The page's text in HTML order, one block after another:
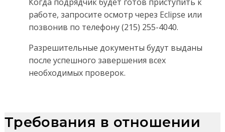
работе, запросите осмотр через Eclipse или
позвонив по телефону (215) 255-4040.
Разрешительные документы будут выданы
после успешного завершения всех
необходимых проверок.
Требования в отношении